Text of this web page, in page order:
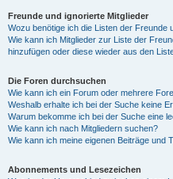
Freunde und ignorierte Mitglieder
Wozu benötige ich die Listen der Freunde
Wie kann ich Mitglieder zur Liste der
hinzufügen oder diese wieder aus den
Die Foren durchsuchen
Wie kann ich ein Forum oder mehrere
Weshalb erhalte ich bei der Suche keine
Warum bekomme ich bei der Suche eine
Wie kann ich nach Mitgliedern suchen?
Wie kann ich meine eigenen Beiträge und
Abonnements und Lesezeichen